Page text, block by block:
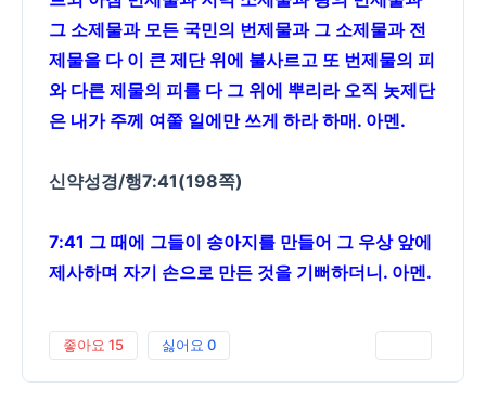
그 소제물과 모든 국민의 번제물과 그 소제물과 전
제물을 다 이 큰 제단 위에 불사르고 또 번제물의 피
와 다른 제물의 피를 다 그 위에 뿌리라 오직 놋제단
은 내가 주께 여쭐 일에만 쓰게 하라 하매. 아멘.
신약성경/행7:41(198쪽)
7:41 그 때에 그들이 송아지를 만들어 그 우상 앞에
제사하며 자기 손으로 만든 것을 기뻐하더니. 아멘.
좋아요 15 싫어요 0